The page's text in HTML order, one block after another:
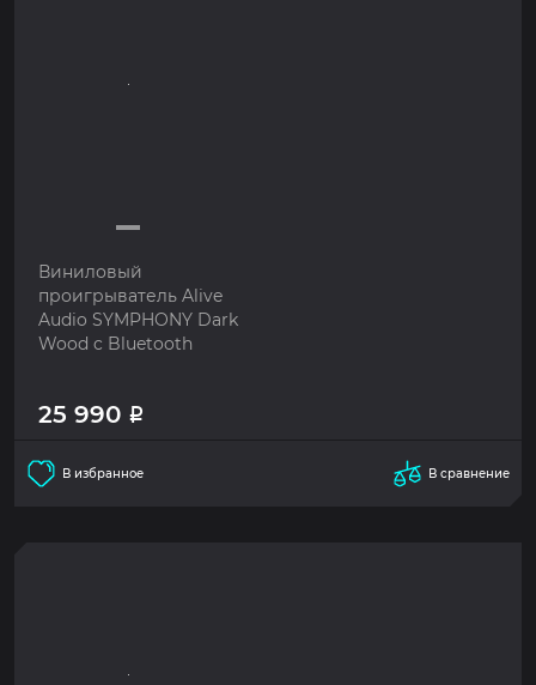
В избранное В сравнение
Виниловый
проигрыватель Alive
Audio SYMPHONY Dark
Wood c Bluetooth
25 990 Р